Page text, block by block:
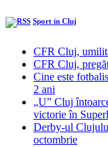
Sport in Cluj
CFR Cluj,
CFR Cluj,
Cine este
2 ani
„U” Cluj
victorie în
Derby-ul
octombrie